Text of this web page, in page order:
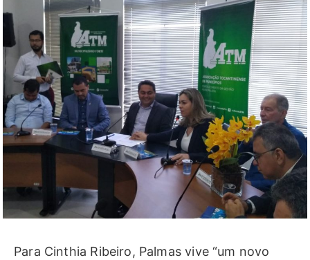
Para Cinthia Ribeiro, Palmas vive “um novo